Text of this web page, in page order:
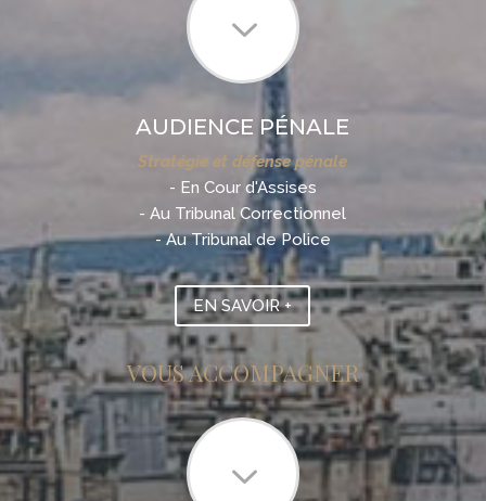
3
AUDIENCE PÉNALE
Stratégie et défense pénale
- En Cour d'Assises
- Au Tribunal Correctionnel
- Au Tribunal de Police
EN SAVOIR +
VOUS ACCOMPAGNER
3